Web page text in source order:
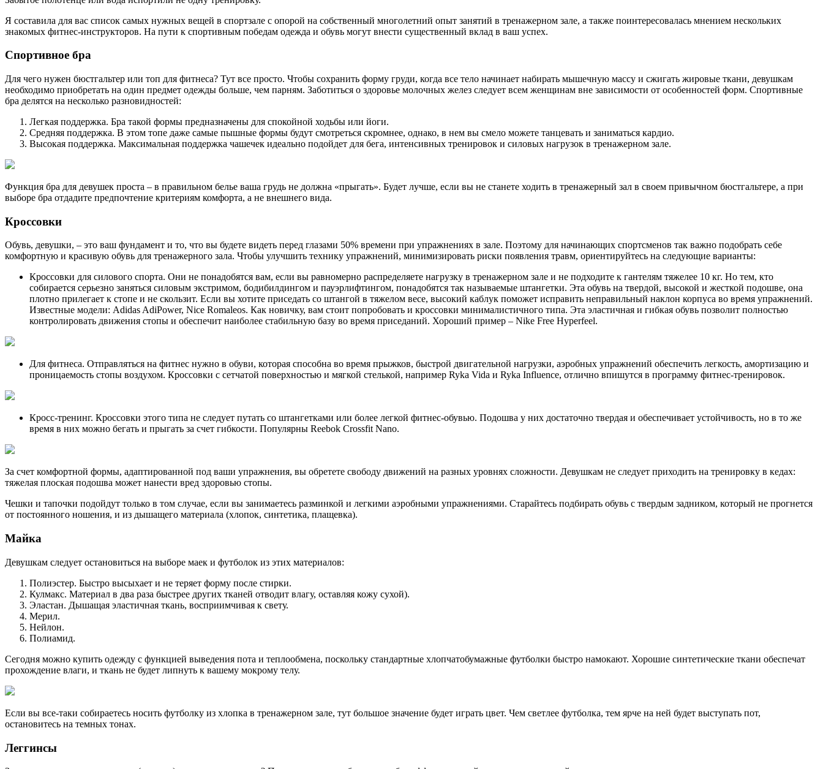
Я составила для вас список самых нужных вещей в спортзале с опорой на собственный многолетний опыт занятий в тренажерном зале, а также поинтересовалась мнением нескольких
знакомых фитнес-инструкторов. На пути к спортивным победам одежда и обувь могут внести существенный вклад в ваш успех.
Спортивное бра
Для чего нужен бюстгальтер или топ для фитнеса? Тут все просто. Чтобы сохранить форму груди, когда все тело начинает набирать мышечную массу и сжигать жировые ткани, девушкам
необходимо приобретать на один предмет одежды больше, чем парням. Заботиться о здоровье молочных желез следует всем женщинам вне зависимости от особенностей форм. Спортивные
бра делятся на несколько разновидностей:
Легкая поддержка. Бра такой формы предназначены для спокойной ходьбы или йоги.
Средняя поддержка. В этом топе даже самые пышные формы будут смотреться скромнее, однако, в нем вы смело можете танцевать и заниматься кардио.
Высокая поддержка. Максимальная поддержка чашечек идеально подойдет для бега, интенсивных тренировок и силовых нагрузок в тренажерном зале.
Функция бра для девушек проста – в правильном белье ваша грудь не должна «прыгать». Будет лучше, если вы не станете ходить в тренажерный зал в своем привычном бюстгальтере, а при
выборе бра отдадите предпочтение критериям комфорта, а не внешнего вида.
Кроссовки
Обувь, девушки, – это ваш фундамент и то, что вы будете видеть перед глазами 50% времени при упражнениях в зале. Поэтому для начинающих спортсменов так важно подобрать себе
комфортную и красивую обувь для тренажерного зала. Чтобы улучшить технику упражнений, минимизировать риски появления травм, ориентируйтесь на следующие варианты:
Кроссовки для силового спорта. Они не понадобятся вам, если вы равномерно распределяете нагрузку в тренажерном зале и не подходите к гантелям тяжелее 10 кг. Но тем, кто
собирается серьезно заняться силовым экстримом, бодибилдингом и пауэрлифтингом, понадобятся так называемые штангетки. Эта обувь на твердой, высокой и жесткой подошве, она
плотно прилегает к стопе и не скользит. Если вы хотите приседать со штангой в тяжелом весе, высокий каблук поможет исправить неправильный наклон корпуса во время упражнений.
Известные модели: Adidas AdiPower, Nice Romaleos. Как новичку, вам стоит попробовать и кроссовки минималистичного типа. Эта эластичная и гибкая обувь позволит полностью
контролировать движения стопы и обеспечит наиболее стабильную базу во время приседаний. Хороший пример – Nike Free Hyperfeel.
Для фитнеса. Отправляться на фитнес нужно в обуви, которая способна во время прыжков, быстрой двигательной нагрузки, аэробных упражнений обеспечить легкость, амортизацию и
проницаемость стопы воздухом. Кроссовки с сетчатой поверхностью и мягкой стелькой, например Ryka Vida и Ryka Influence, отлично впишутся в программу фитнес-тренировок.
Кросс-тренинг. Кроссовки этого типа не следует путать со штангетками или более легкой фитнес-обувью. Подошва у них достаточно твердая и обеспечивает устойчивость, но в то же
время в них можно бегать и прыгать за счет гибкости. Популярны Reebok Crossfit Nano.
За счет комфортной формы, адаптированной под ваши упражнения, вы обретете свободу движений на разных уровнях сложности. Девушкам не следует приходить на тренировку в кедах:
тяжелая плоская подошва может нанести вред здоровью стопы.
Чешки и тапочки подойдут только в том случае, если вы занимаетесь разминкой и легкими аэробными упражнениями. Старайтесь подбирать обувь с твердым задником, который не прогнется
от постоянного ношения, и из дышащего материала (хлопок, синтетика, плащевка).
Майка
Девушкам следует остановиться на выборе маек и футболок из этих материалов:
Полиэстер. Быстро высыхает и не теряет форму после стирки.
Кулмакс. Материал в два раза быстрее других тканей отводит влагу, оставляя кожу сухой).
Эластан. Дышащая эластичная ткань, восприимчивая к свету.
Мерил.
Нейлон.
Полиамид.
Сегодня можно купить одежду с функцией выведения пота и теплообмена, поскольку стандартные хлопчатобумажные футболки быстро намокают. Хорошие синтетические ткани обеспечат
прохождение влаги, и ткань не будет липнуть к вашему мокрому телу.
Если вы все-таки собираетесь носить футболку из хлопка в тренажерном зале, тут большое значение будет играть цвет. Чем светлее футболка, тем ярче на ней будет выступать пот,
остановитесь на темных тонах.
Леггинсы